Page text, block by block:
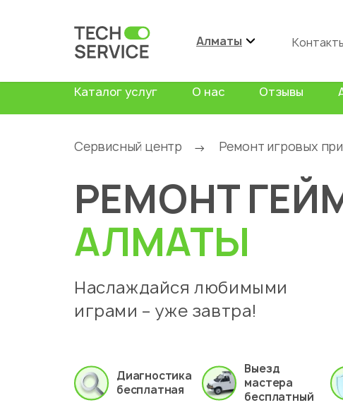
Алматы
Каталог услуг О нас Отзывы
Сервисный центр → Ремонт игровых
РЕМОНТ
АЛМАТЫ
Наслаждайся любимыми
играми – уже завтра!
Диагностика
бесплатная
Выезд
мастера
бесплатный